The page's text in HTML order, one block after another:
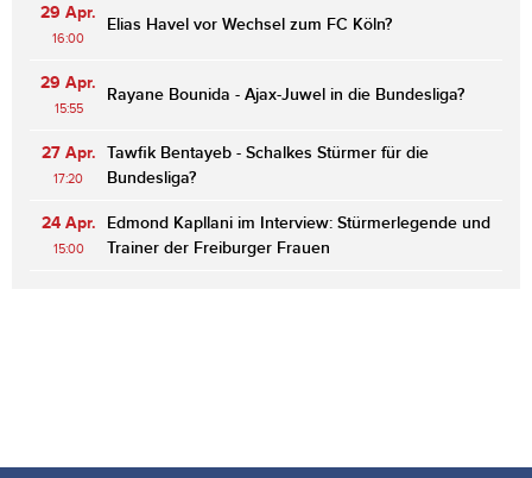
29 Apr.
16:00
Elias Havel vor Wechsel zum FC Köln?
29 Apr.
15:55
Rayane Bounida - Ajax-Juwel in die Bundesliga?
27 Apr.
17:20
Tawfik Bentayeb - Schalkes Stürmer für die
Bundesliga?
24 Apr.
15:00
Edmond Kapllani im Interview: Stürmerlegende und
Trainer der Freiburger Frauen